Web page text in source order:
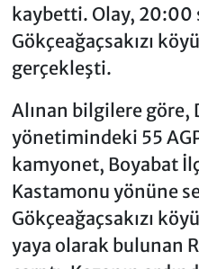
kaybetti. Olay, 20:00
Gökçeağaçsakızı
gerçekleşti.
Alınan bilgilere göre,
yönetimindeki 55
kamyonet, Boyabat
Kastamonu yönüne
Gökçeağaçsakızı
yaya olarak bulunan